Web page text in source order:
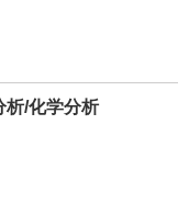
析/化学分析